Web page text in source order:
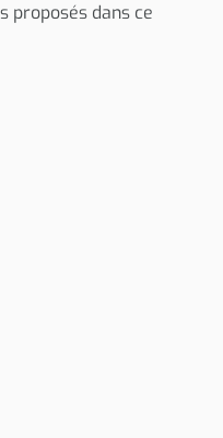
proposés dans ce